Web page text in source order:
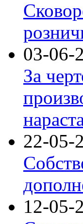
03-06-
За
22-05-
12-05-